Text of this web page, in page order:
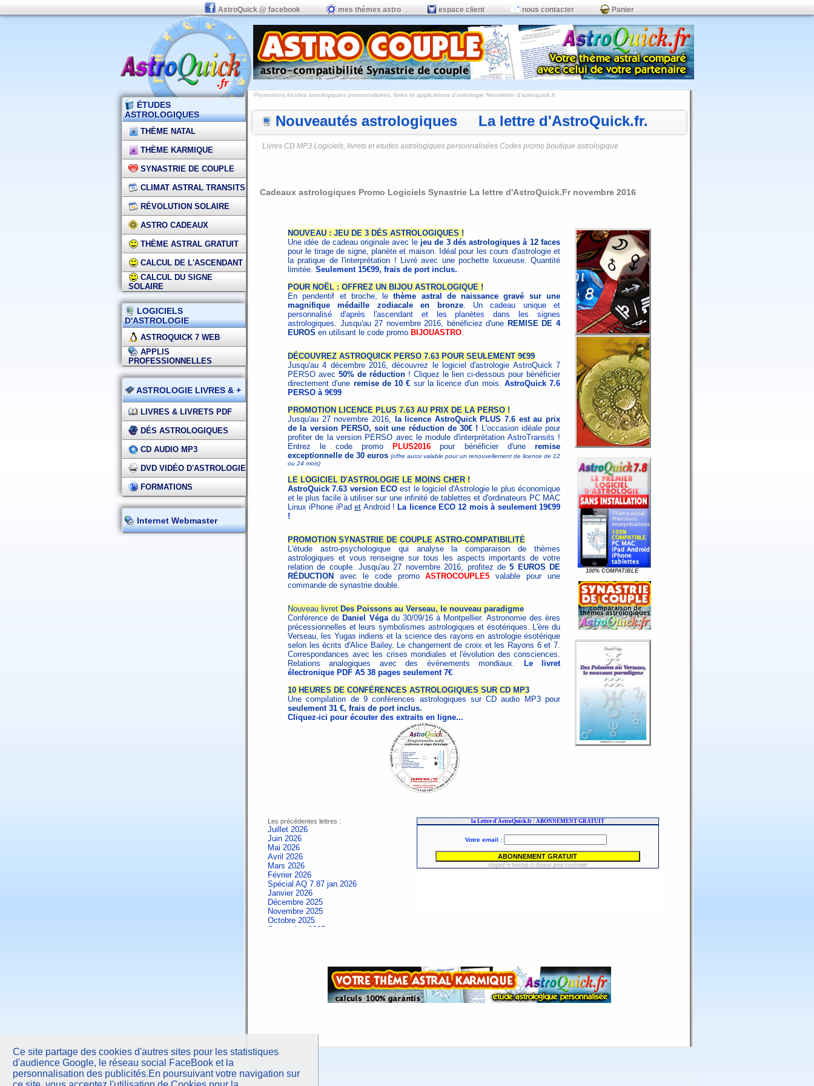
Ce site partage des cookies d'autres sites pour les statistiques
d'audience Google, le réseau social FaceBook et la
personnalisation des publicités.En poursuivant votre navigation sur
AstroQuick @ facebook mes thèmes astro espace client nous contacter Panier
ÉTUDES
ASTROLOGIQUES
THÈME NATAL
THÈME KARMIQUE
SYNASTRIE DE COUPLE
CLIMAT ASTRAL TRANSITS
RÉVOLUTION SOLAIRE
ASTRO CADEAUX
THÈME ASTRAL GRATUIT
CALCUL DE L'ASCENDANT
CALCUL DU SIGNE
SOLAIRE
LOGICIELS
D'ASTROLOGIE
ASTROQUICK 7 WEB
APPLIS
PROFESSIONNELLES
ASTROLOGIE LIVRES & +
LIVRES & LIVRETS PDF
DÉS ASTROLOGIQUES
CD AUDIO MP3
DVD VIDÉO D'ASTROLOGIE
FORMATIONS
Internet Webmaster
Promotions études astrologiques personnalisées, livres et applications d'astrologie Newsletter d'astroquick.fr
Nouveautés astrologiques La lettre d'AstroQuick.fr.
Livres CD MP3 Logiciels, livrets et etudes astrologiques personnalisées Codes promo boutique astrologique
Cadeaux astrologiques Promo Logiciels Synastrie La lettre d'AstroQuick.Fr novembre 2016
NOUVEAU : JEU DE 3 DÉS ASTROLOGIQUES !
Une idée de cadeau originale avec le jeu de 3 dés astrologiques à 12 faces
pour le tirage de signe, planète et maison. Idéal pour les cours d'astrologie et
la pratique de l'interprétation ! Livré avec une pochette luxueuse. Quantité
limitée. Seulement 15€99, frais de port inclus..
POUR NOËL : OFFREZ UN BIJOU ASTROLOGIQUE !
En pendentif et broche, lethème astral de naissance gravé sur une
magnifique médaille zodiacale en bronze. Un cadeau unique et
personnalisé d'après l'ascendant et les planètes dans les signes
astrologiques. Jusqu'au 27 novembre 2016, bénéficiez d'une REMISE DE 4
EUROS en utilisant le code promo BIJOUASTRO.
DÉCOUVREZ ASTROQUICK PERSO 7.63 POUR SEULEMENT 9€99
Jusqu'au 4 décembre 2016, découvrez le logiciel d'astrologie AstroQuick 7
PERSO avec 50% de réduction ! Cliquez le lien ci-dessous pour bénéficier
directement d'une remise de 10 € sur la licence d'un mois. AstroQuick 7.6
PERSO à 9€99
PROMOTION LICENCE PLUS 7.63 AU PRIX DE LA PERSO !
Jusqu'au 27 novembre 2016,
la licence AstroQuick PLUS 7.6 est au prix
de la version PERSO, soit une réduction de 30€ ! L'occasion idéale pour
profiter de la version PERSO avec le module d'interprétation AstroTransits !
Entrez le code promo
PLUS2016 pour bénéficier d'une remise
exceptionnelle de 30 euros (offre aussi valable pour un renouvellement de licence de 12
ou 24 mois)
LE LOGICIEL D'ASTROLOGIE LE MOINS CHER !
AstroQuick 7.63 version ECOest le logiciel d'Astrologie le plus économique
et le plus facile à utiliser sur une infinité de tablettes et d'ordinateurs PC MAC
Linux iPhone iPadet Android ! La licence ECO 12 mois à seulement 19€99
!
PROMOTION SYNASTRIE DE COUPLE ASTRO-COMPATIBILITÉ
L'étude astro-psychologique qui analyse la comparaison de thèmes
astrologiques et vous renseigne sur tous les aspects importants de votre
relation de couple. Jusqu'au 27 novembre 2016, profitez de5 EUROS DE
RÉDUCTION
avec le code promoASTROCOUPLE5 valable pour une
commande de synastrie double.
Nouveau livret Des Poissons au Verseau, le nouveau paradigme
Conférence de Daniel Végadu 30/09/16 à Montpellier. Astronomie des ères
précessionnelles et leurs symbolismes astrologiques et ésotériques. L'ère du
Verseau, les Yugas indiens et la science des rayons en astrologie ésotérique
selon les écrits d'Alice Bailey. Le changement de croix et les Rayons 6 et 7.
Correspondances avec les crises mondiales et l'évolution des consciences.
Relations analogiques avec des événements mondiaux.
Le livret
électronique PDF A5 38 pages seulement 7€
10 HEURES DE CONFÉRENCES ASTROLOGIQUES SUR CD MP3
Une compilation de 9 conférences astrologiques sur CD audio MP3 pour
seulement 31 €, frais de port inclus.
Cliquez-ici pour écouter des extraits en ligne...
100% COMPATIBLE
Les précédentes lettres :
Juillet 2026
Juin 2026
Mai 2026
Avril 2026
Mars 2026
Février 2026
Spécial AQ 7.87 jan.2026
Janvier 2026
Décembre 2025
Novembre 2025
Octobre 2025
Septembre 2025
Spécial AQ 7.84 jan.2025
Septembre 2024
Aout 2024
Juin 2024